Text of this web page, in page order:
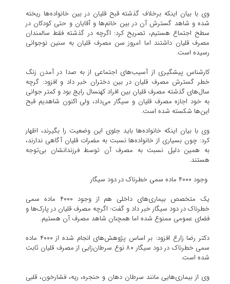
وی با بیان اینکه برخلاف گذشته قبح قلیان در بین خانواده‌ها ریخته
شده و شاهد گسترش آن در بین خانم‌ها و آقایان و حتی کودکان در
سطح اجتماع هستیم، تصریح کرد: اگرچه در گذشته فقط سالمندان
مصرف قلیان داشتند اما امروز سن مصرف قلیان به سنین نوجوانی
رسیده است.
کارشناس پیشگیری از آسیب‌های اجتماعی از به صدا در آمدن زنگ
خطر گسترش مصرف قلیان در بین دختران خبر داد و افزود: گرچه
سال‌های گذشته مصرف قلیان بین افراد کهنسال رایج بود و کمتر جوانی
به خود اجازه مصرف قلیان و سیگار می‌داد، ولی اکنون شاهدیم قبح
این‌ها شکسته شده است.
وی با بیان اینکه خانواده‌ها باید جلوی این وضعیت را بگیرند، اظهار
کرد: چون بسیاری از خانواده‌ها نسبت به مضرات قلیان آگاهی ندارند،
به همین دلیل نسبت به مصرف آن توسط فرزندانشان بی‌توجه
هستند.
وجود ۴۰۰۰ ماده سمی خطرناک در دود سیگار
یک متخصص بیماری‌های داخلی هم از وجود ۴۰۰۰ ماده سمی
خطرناک در دود سیگار خبر داد و گفت: اگرچه مصرف قلیان در پارک‌ها و
فضای عمومی ممنوع شده اما همچنان شاهد مصرف آن هستیم.
دکتر رضا زارع افزود: بر اساس پژوهش‌های انجام شده از ۴۰۰۰ ماده
سمی خطرناک در دود سیگار ۸۰ نوع سرطان‌زایی از مصرف قلیان ثابت
شده است.
وی از بیماری‌هایی مانند سرطان دهان و حنجره، ریه، فشارخون، قلبی